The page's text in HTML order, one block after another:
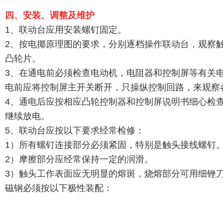
四、安装、调整及维护
1、联动台应用安装螺钉固定。
2、按电揶原理图的要求，分别逐档操作联动台，观
凸轮片。
3、在通电前必须检查电动机，电阻器和控制屏等有
电前应将控制屏主开关断开，只操纵控制回路，来观
4、通电后应按相应凸轮控制器和控制屏说明书细心检
继续放电。
5、联动台应按以下要求经常检修：
1）所有螺钉连接部分必须紧固，特别是触头接线螺钉
2）摩擦部分应经常保持一定的润滑。
3）触头工作表面应无明显的熔斑，烧熔部分可用细
磁钢必须按以下极性装配：